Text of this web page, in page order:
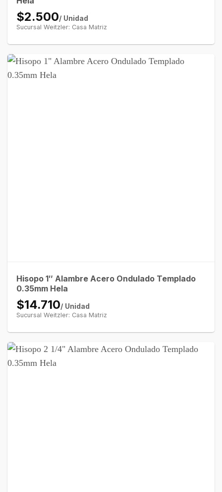
$2.500/ Unidad
Sucursal Weitzler: Casa Matriz
Hisopo 1″ Alambre Acero Ondulado Templado
0.35mm Hela
$14.710/ Unidad
Sucursal Weitzler: Casa Matriz